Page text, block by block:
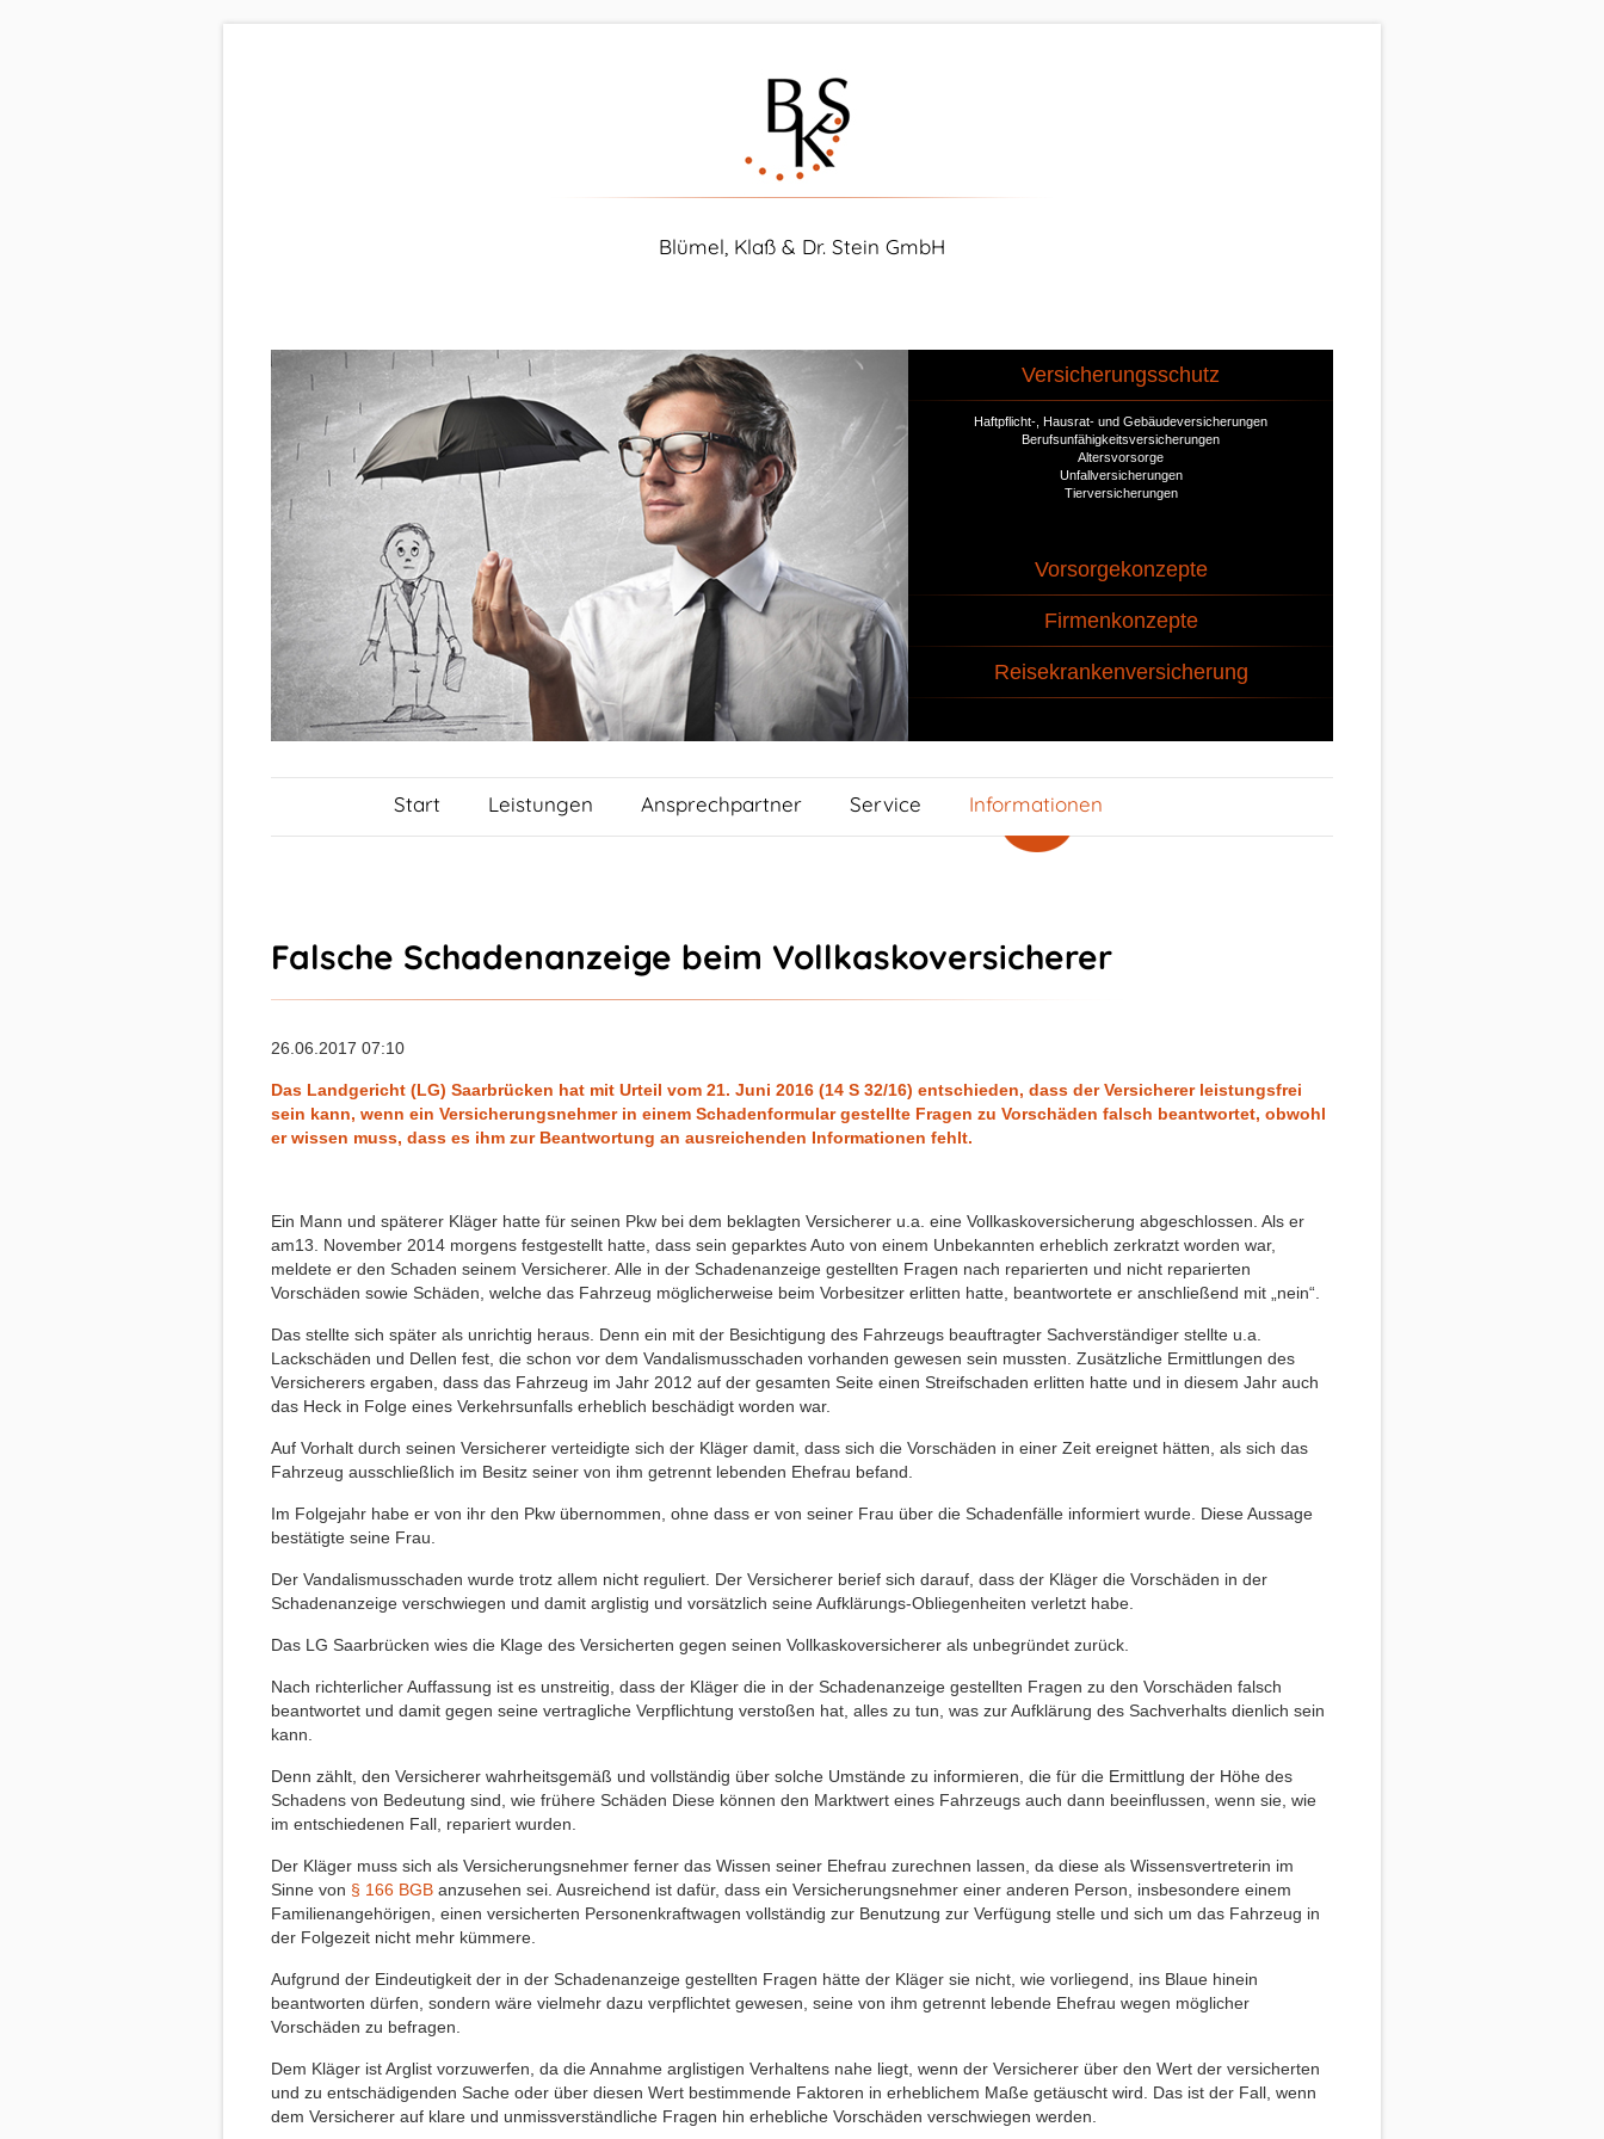
Blümel, Klaß & Dr. Stein GmbH
Versicherungsschutz
Haftpflicht-, Hausrat- und Gebäudeversicherungen
Berufsunfähigkeitsversicherungen
Altersvorsorge
Unfallversicherungen
Tierversicherungen
Vorsorgekonzepte
Firmenkonzepte
Reisekrankenversicherung
Start Leistungen Ansprechpartner Service Informationen
Falsche Schadenanzeige beim Vollkaskoversicherer
26.06.2017 07:10
Das Landgericht (LG) Saarbrücken hat mit Urteil vom 21. Juni 2016 (14 S 32/16) entschieden, dass der Versicherer leistungsfrei
sein kann, wenn ein Versicherungsnehmer in einem Schadenformular gestellte Fragen zu Vorschäden falsch beantwortet, obwohl
er wissen muss, dass es ihm zur Beantwortung an ausreichenden Informationen fehlt.
Ein Mann und späterer Kläger hatte für seinen Pkw bei dem beklagten Versicherer u.a. eine Vollkaskoversicherung abgeschlossen. Als er
am13. November 2014 morgens festgestellt hatte, dass sein geparktes Auto von einem Unbekannten erheblich zerkratzt worden war,
meldete er den Schaden seinem Versicherer. Alle in der Schadenanzeige gestellten Fragen nach reparierten und nicht reparierten
Vorschäden sowie Schäden, welche das Fahrzeug möglicherweise beim Vorbesitzer erlitten hatte, beantwortete er anschließend mit „nein“.
Das stellte sich später als unrichtig heraus. Denn ein mit der Besichtigung des Fahrzeugs beauftragter Sachverständiger stellte u.a.
Lackschäden und Dellen fest, die schon vor dem Vandalismusschaden vorhanden gewesen sein mussten. Zusätzliche Ermittlungen des
Versicherers ergaben, dass das Fahrzeug im Jahr 2012 auf der gesamten Seite einen Streifschaden erlitten hatte und in diesem Jahr auch
das Heck in Folge eines Verkehrsunfalls erheblich beschädigt worden war.
Auf Vorhalt durch seinen Versicherer verteidigte sich der Kläger damit, dass sich die Vorschäden in einer Zeit ereignet hätten, als sich das
Fahrzeug ausschließlich im Besitz seiner von ihm getrennt lebenden Ehefrau befand.
Im Folgejahr habe er von ihr den Pkw übernommen, ohne dass er von seiner Frau über die Schadenfälle informiert wurde. Diese Aussage
bestätigte seine Frau.
Der Vandalismusschaden wurde trotz allem nicht reguliert. Der Versicherer berief sich darauf, dass der Kläger die Vorschäden in der
Schadenanzeige verschwiegen und damit arglistig und vorsätzlich seine Aufklärungs-Obliegenheiten verletzt habe.
Das LG Saarbrücken wies die Klage des Versicherten gegen seinen Vollkaskoversicherer als unbegründet zurück.
Nach richterlicher Auffassung ist es unstreitig, dass der Kläger die in der Schadenanzeige gestellten Fragen zu den Vorschäden falsch
beantwortet und damit gegen seine vertragliche Verpflichtung verstoßen hat, alles zu tun, was zur Aufklärung des Sachverhalts dienlich sein
kann.
Denn zählt, den Versicherer wahrheitsgemäß und vollständig über solche Umstände zu informieren, die für die Ermittlung der Höhe des
Schadens von Bedeutung sind, wie frühere Schäden Diese können den Marktwert eines Fahrzeugs auch dann beeinflussen, wenn sie, wie
im entschiedenen Fall, repariert wurden.
Der Kläger muss sich als Versicherungsnehmer ferner das Wissen seiner Ehefrau zurechnen lassen, da diese als Wissensvertreterin im
Sinne von § 166 BGB anzusehen sei. Ausreichend ist dafür, dass ein Versicherungsnehmer einer anderen Person, insbesondere einem
Familienangehörigen, einen versicherten Personenkraftwagen vollständig zur Benutzung zur Verfügung stelle und sich um das Fahrzeug in
der Folgezeit nicht mehr kümmere.
Aufgrund der Eindeutigkeit der in der Schadenanzeige gestellten Fragen hätte der Kläger sie nicht, wie vorliegend, ins Blaue hinein
beantworten dürfen, sondern wäre vielmehr dazu verpflichtet gewesen, seine von ihm getrennt lebende Ehefrau wegen möglicher
Vorschäden zu befragen.
Dem Kläger ist Arglist vorzuwerfen, da die Annahme arglistigen Verhaltens nahe liegt, wenn der Versicherer über den Wert der versicherten
und zu entschädigenden Sache oder über diesen Wert bestimmende Faktoren in erheblichem Maße getäuscht wird. Das ist der Fall, wenn
dem Versicherer auf klare und unmissverständliche Fragen hin erhebliche Vorschäden verschwiegen werden.